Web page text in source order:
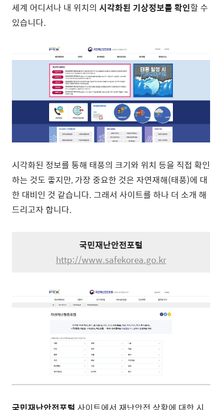
세계 어디서나 내 위치의 시각화된 기상정보를 확인할 수
있습니다.
시각화된 정보를 통해 태풍의 크기와 위치 등을 직접 확인
하는 것도 좋지만, 가장 중요한 것은 자연재해(태풍)에 대
한 대비인 것 같습니다. 그래서 사이트를 하나 더 소개 해
드리고자 합니다.
국민재난안전포털
http://www.safekorea.go.kr